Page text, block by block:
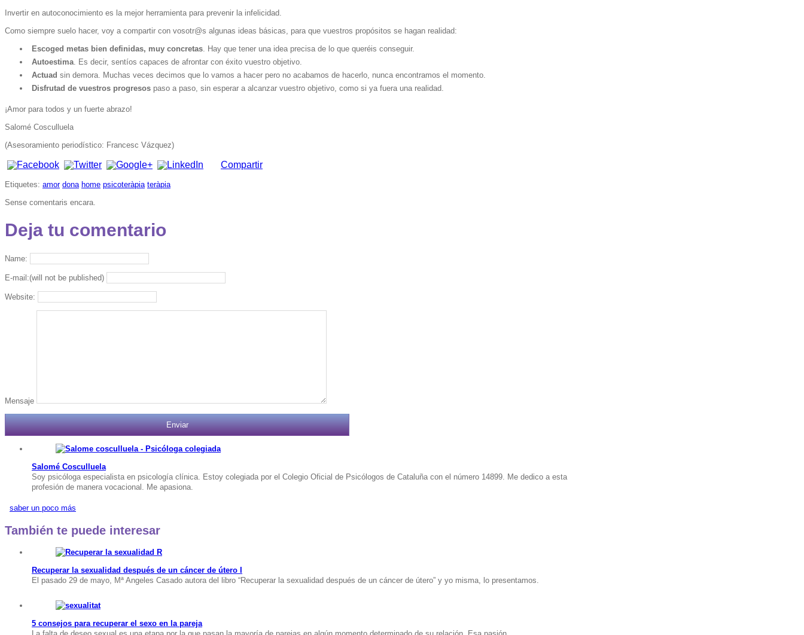
Invertir en autoconocimiento es la mejor herramienta para prevenir la infelicidad.
Como siempre suelo hacer, voy a compartir con vosotr@s algunas ideas básicas, para que vuestros propósitos se hagan realidad:
Escoged metas bien definidas, muy concretas . Hay que tener una idea precisa de lo que queréis conseguir.
Autoestima . Es decir, sentíos capaces de afrontar con éxito vuestro objetivo.
Actuad sin demora. Muchas veces decimos que lo vamos a hacer pero no acabamos de hacerlo, nunca encontramos el momento.
Disfrutad de vuestros progresos paso a paso, sin esperar a alcanzar vuestro objetivo, como si ya fuera una realidad.
¡Amor para todos y un fuerte abrazo!
Salomé Cosculluela
(Asesoramiento periodístico: Francesc Vázquez)
Compartir
Etiquetes: amor dona home psicoteràpia teràpia
Sense comentaris encara.
Deja tu comentario
Name:
E-mail:(will not be published)
Website:
Mensaje
Salomé Cosculluela
Soy psicóloga especialista en psicología clínica. Estoy colegiada por el Colegio Oficial de Psicólogos de Cataluña con el número 14899. Me dedico a esta
profesión de manera vocacional. Me apasiona.
saber un poco más
También te puede interesar
Recuperar la sexualidad después de un cáncer de útero I
El pasado 29 de mayo, Mª Angeles Casado autora del libro “Recuperar la sexualidad después de un cáncer de útero” y yo misma, lo presentamos.
5 consejos para recuperar el sexo en la pareja